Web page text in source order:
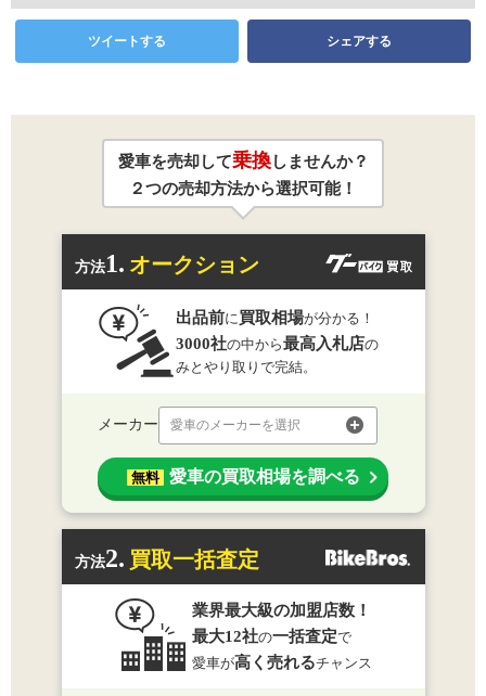
ツイートする シェアする
愛車を売却して乗換しませんか？
２つの売却方法から選択可能！
方法1. オークション
出品前に 買取相場が分かる！
3000社の中から最高入札店の
みとやり取りで完結。
メーカー 愛車のメーカーを選択
無料 愛車の買取相場を調べる
方法2. 買取一括査定
業界最大級の加盟店数！
最大12社の一括査定で
愛車が高く売れるチャンス